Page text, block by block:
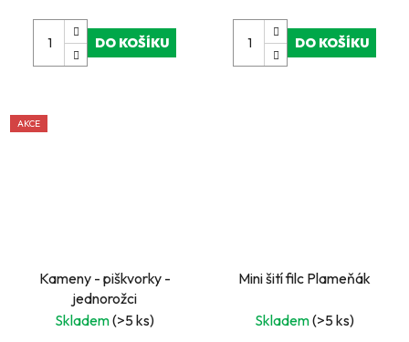
DO KOŠÍKU DO KOŠÍKU
AKCE
Kameny - piškvorky -
jednorožci
Skladem(>5 ks)
Mini šití filc Plameňák
Skladem(>5 ks)